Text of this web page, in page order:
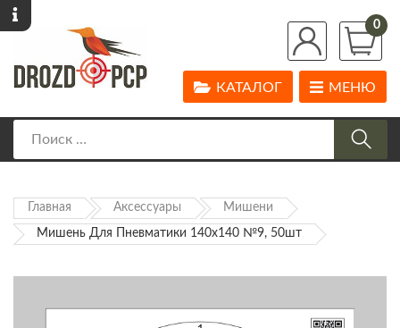
0
МЕНЮ
КАТАЛОГ
Главная Аксессуары Мишени
Мишень Для Пневматики 140х140 №9, 50шт